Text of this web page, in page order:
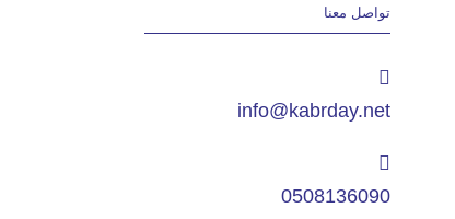
تواصل معنا
info@kabrday.net
0508136090